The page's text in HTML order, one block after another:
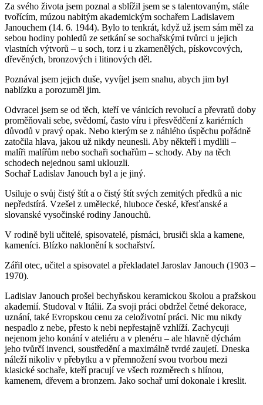
Za svého života jsem poznal a sblížil jsem se s talentovaným, stále
tvořícím, múzou nabitým akademickým sochařem Ladislavem
Janouchem (14. 6. 1944). Bylo to tenkrát, když už jsem sám měl za
sebou hodiny pohledů ze setkání se sochařskými tvůrci u jejich
vlastních výtvorů – u soch, torz i u zkamenělých, pískovcových,
dřevěných, bronzových i litinových děl.
Poznával jsem jejich duše, vyvíjel jsem snahu, abych jim byl
nablízku a porozuměl jim.
Odvracel jsem se od těch, kteří ve vánicích revolucí a převratů doby
proměňovali sebe, svědomí, často víru i přesvědčení z kariérních
důvodů v pravý opak. Nebo kterým se z náhlého úspěchu pořádně
zatočila hlava, jakou už nikdy neunesli. Aby někteří i mydlili –
malíři malířům nebo sochaři sochařům – schody. Aby na těch
schodech nejednou sami uklouzli.
Sochař Ladislav Janouch byl a je jiný.
Usiluje o svůj čistý štít a o čistý štít svých zemitých předků a nic
nepředstírá. Vzešel z umělecké, hluboce české, křesťanské a
slovanské vysočinské rodiny Janouchů.
V rodině byli učitelé, spisovatelé, písmáci, brusiči skla a kamene,
kameníci. Blízko naklonění k sochařství.
Zářil otec, učitel a spisovatel a překladatel Jaroslav Janouch (1903 –
1970).
Ladislav Janouch prošel bechyňskou keramickou školou a pražskou
akademií. Studoval v Itálii. Za svoji práci obdržel četné dekorace,
uznání, také Evropskou cenu za celoživotní práci. Nic mu nikdy
nespadlo z nebe, přesto k nebi nepřestajně vzhlíží. Zachycuji
nejenom jeho konání v ateliéru a v plenéru – ale hlavně dýchám
jeho tvůrčí invenci, soustředění a maximálně tvrdé zaujetí. Dneska
náleží nikoliv v přebytku a v přemnožení svou tvorbou mezi
klasické sochaře, kteří pracují ve všech rozměrech s hlínou,
kamenem, dřevem a bronzem. Jako sochař umí dokonale i kreslit.